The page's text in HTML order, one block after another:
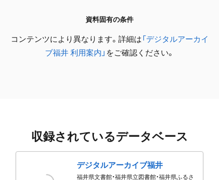
資料固有の条件
コンテンツにより異なります。詳細は 「デジタルアーカイ
ブ福井 利用案内」 をご確認ください。
収録されているデータベース
デジタルアーカイブ福井
福井県文書館・福井県立図書館・福井県ふるさ